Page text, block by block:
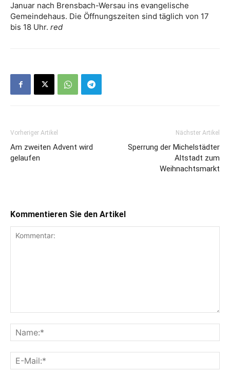
Januar nach Brensbach-Wersau ins evangelische
Gemeindehaus. Die Öffnungszeiten sind täglich von 17
bis 18 Uhr. red
Vorheriger Artikel
Am zweiten Advent wird
gelaufen
Nächster Artikel
Sperrung der Michelstädter
Altstadt zum
Weihnachtsmarkt
Kommentieren Sie den Artikel